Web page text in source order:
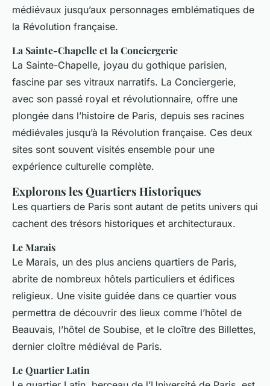
médiévaux jusqu’aux personnages emblématiques de
la Révolution française.
La Sainte-Chapelle et la Conciergerie
La Sainte-Chapelle, joyau du gothique parisien,
fascine par ses vitraux narratifs. La Conciergerie,
avec son passé royal et révolutionnaire, offre une
plongée dans l’histoire de Paris, depuis ses racines
médiévales jusqu’à la Révolution française. Ces deux
sites sont souvent visités ensemble pour une
expérience culturelle complète.
Explorons les Quartiers Historiques
Les quartiers de Paris sont autant de petits univers qui
cachent des trésors historiques et architecturaux.
Le Marais
Le Marais, un des plus anciens quartiers de Paris,
abrite de nombreux hôtels particuliers et édifices
religieux. Une visite guidée dans ce quartier vous
permettra de découvrir des lieux comme l’hôtel de
Beauvais, l’hôtel de Soubise, et le cloître des Billettes,
dernier cloître médiéval de Paris.
Le Quartier Latin